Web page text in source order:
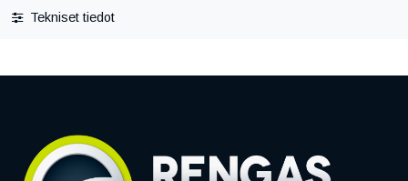
Tekniset tiedot